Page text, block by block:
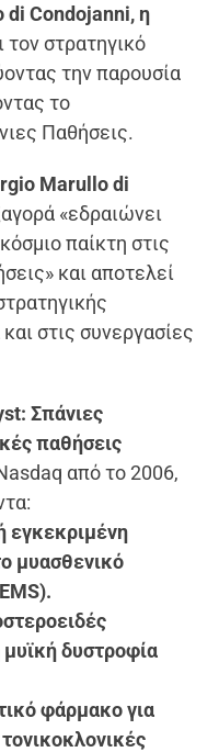
di Condojanni, η
τον στρατηγικό
την παρουσία
το
Παθήσεις.
Marullo di
«εδραιώνει
παίκτη στις
και αποτελεί
στις συνεργασίες
Σπάνιες
παθήσεις
από το 2006,
εγκεκριμένη
μυασθενικό
μυϊκή δυστροφία
φάρμακο για